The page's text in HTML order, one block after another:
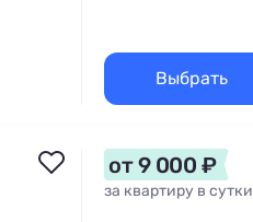
Выбрать
от 9 000 ₽
за квартиру в сутки